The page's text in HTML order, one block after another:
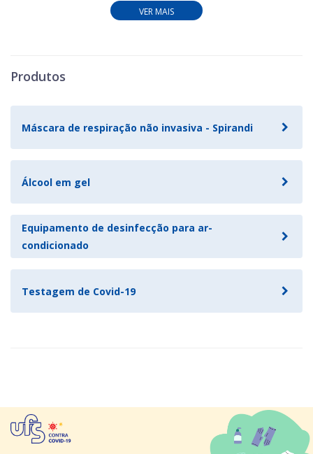
VER MAIS
Produtos
Máscara de respiração não invasiva - Spirandi
Álcool em gel
Equipamento de desinfecção para ar-
condicionado
Testagem de Covid-19